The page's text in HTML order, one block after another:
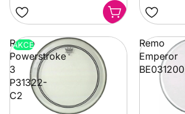
Remo
Powerstroke
3
P31322-
C2
AKCE
Remo
Emperor
BE031200